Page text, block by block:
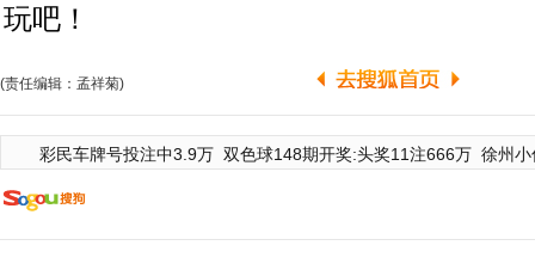
玩吧！
(责任编辑：孟祥菊)
彩民车牌号投注中3.9万 双色球148期开奖:头奖11注666万 徐州